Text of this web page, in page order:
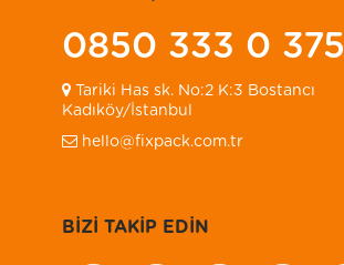
0850 333 0 375
Tariki Has sk. No:2 K:3 Bostancı
Kadıköy/İstanbul
hello@fixpack.com.tr
BİZİ TAKİP EDİN